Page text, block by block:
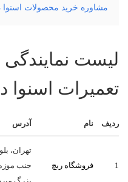
مشاوره خرید محصولات اسنوا
لیست
تعمیرات اسنوا
ردیف نام آدرس
1 فروشگاه ریچ
تهران،
جنب موزه